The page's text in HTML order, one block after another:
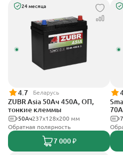
24 месяца
4.7 Беларусь
ZUBR Asia 50Ач 450А, ОП,
тонкие клеммы
237x128x200 мм
50Ач
Обратная полярность
7 000 ₽